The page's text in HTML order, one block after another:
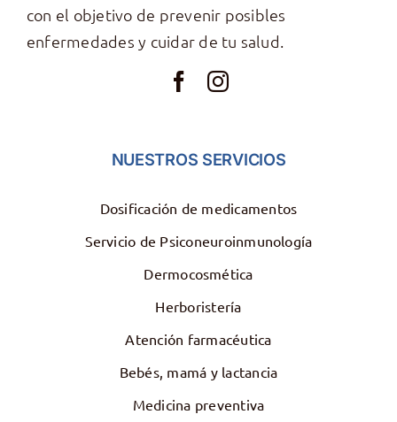
con el objetivo de prevenir posibles
enfermedades y cuidar de tu salud.
NUESTROS SERVICIOS
Dosificación de medicamentos
Servicio de Psiconeuroinmunología
Dermocosmética
Herboristería
Atención farmacéutica
Bebés, mamá y lactancia
Medicina preventiva